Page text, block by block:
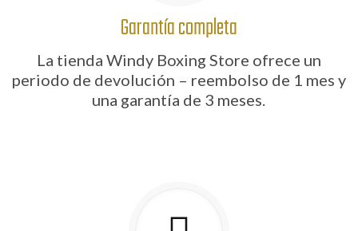
Garantía completa
La tienda Windy Boxing Store ofrece un
periodo de devolución – reembolso de 1 mes y
una garantía de 3 meses.